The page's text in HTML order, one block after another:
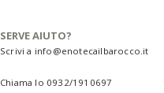
SERVE AIUTO?
Scrivi a info@enotecailbarocco.it
Chiama lo 0932/1910697